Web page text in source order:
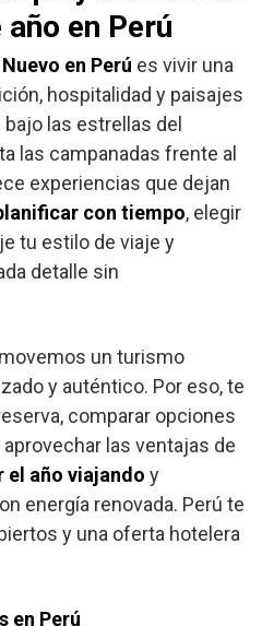
en Perú
en Perú es vivir una
hospitalidad y paisajes
las estrellas del
las campanadas frente al
experiencias que dejan
con tiempo, elegir
tu estilo de viaje y
detalle sin
un turismo
y auténtico. Por eso, te
comparar opciones
las ventajas de
el año viajando y
energía renovada. Perú te
y una oferta hotelera
en Perú